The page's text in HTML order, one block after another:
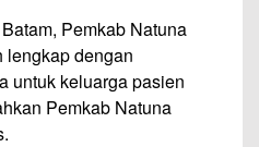
Pemkab Natuna
lengkap dengan
untuk keluarga pasien
Pemkab Natuna